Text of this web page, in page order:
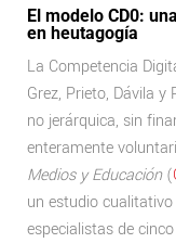
El modelo CD0:
en heutagogía
La Competencia
Grez, Prieto, Dávila
no jerárquica, sin
enteramente
Medios y Educación(
un estudio
especialistas de